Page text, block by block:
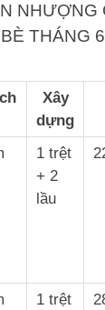
NHƯỢNG
THÁNG
Xây
dựng
1 trệt
+ 2
lầu
1 trệt